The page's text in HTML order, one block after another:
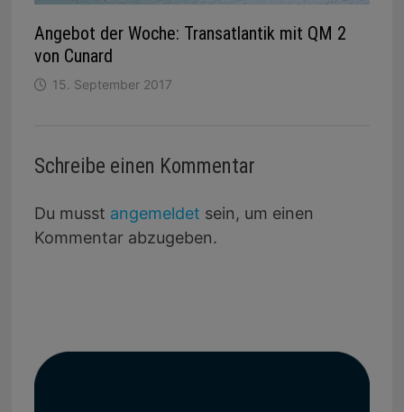
Angebot der Woche: Transatlantik mit QM 2
von Cunard
15. September 2017
Schreibe einen Kommentar
Du musst angemeldet sein, um einen
Kommentar abzugeben.